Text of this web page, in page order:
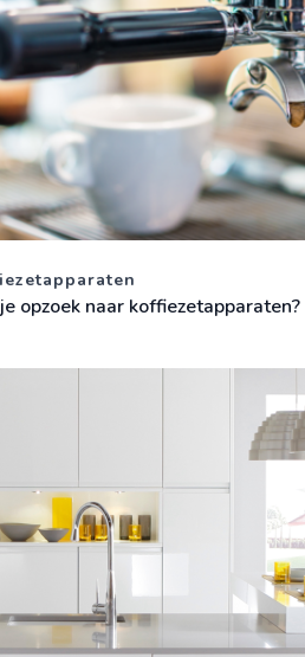
opzoek naar koffiezetapparaten?